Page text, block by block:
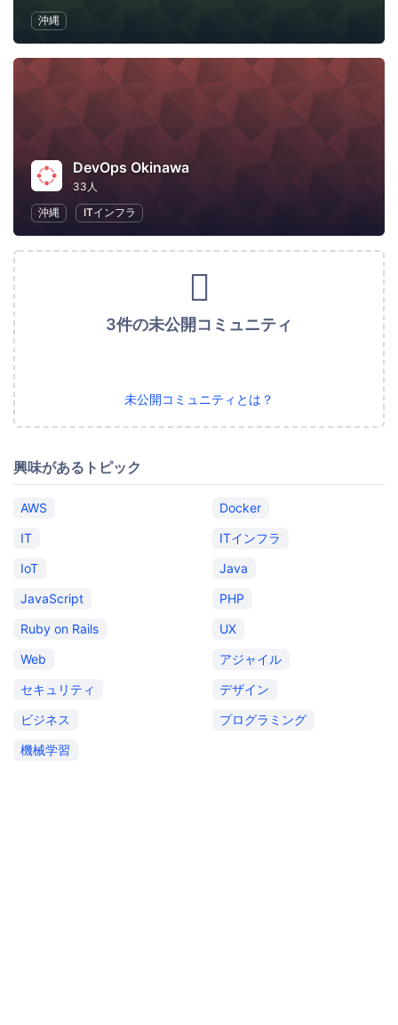
沖縄
DevOps Okinawa
33人
沖縄
ITインフラ
3件の未公開コミュニティ
未公開コミュニティとは？
興味があるトピック
AWS
Docker
IT
ITインフラ
IoT
Java
JavaScript
PHP
Ruby on Rails
UX
Web
アジャイル
セキュリティ
デザイン
ビジネス
プログラミング
機械学習